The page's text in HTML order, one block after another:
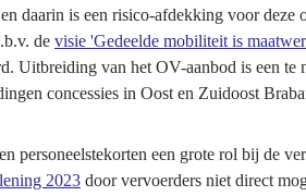
daarin is een risico-afdekking voor
de visie 'Gedeelde mobiliteit is
Uitbreiding van het OV-aanbod is een te
concessies in Oost en Zuidoost
personeelstekorten een grote rol bij de
2023 door vervoerders niet direct